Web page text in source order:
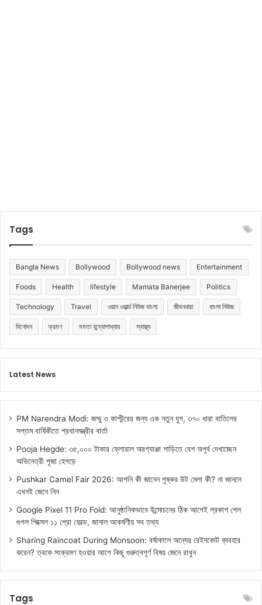
Tags
Bangla News Bollywood Bollywood news Entertainment
Foods Health lifestyle Mamata Banerjee Politics
Technology Travel ওয়ান ওয়ার্ল্ড নিউজ বাংলা জীবনধারা বাংলা নিউজ
বিনোদন ভ্রমণ মমতা বন্দ্যোপাধ্যায় স্বাস্থ্য
Latest News
PM Narendra Modi: জম্মু ও কাশ্মীরের জন্য এক নতুন যুগ, ৩৭০ ধারা বাতিলের
সপ্তম বার্ষিকীতে প্রধানমন্ত্রীর বার্তা
Pooja Hegde: ৩৫,০০০ টাকার ফ্লোরাল অরগ্যাঞ্জা শাড়িতে বেশ অপূর্ব দেখাচ্ছেন
অভিনেত্রী পূজা হেগড়ে
Pushkar Camel Fair 2026: আপনি কী জানেন পুষ্কর উট মেলা কী? না জানলে
এখনই জেনে নিন
Google Pixel 11 Pro Fold: আনুষ্ঠানিকভাবে উন্মোচনের ঠিক আগেই প্রকাশ পেল
গুগল পিক্সেল ১১ প্রো ফোল্ড, জানাল আকর্ষণীয় সব তথ্য
Sharing Raincoat During Monsoon: বর্ষাকালে অন্যের রেইনকোট ব্যবহার
করেন? ত্বকে সংক্রমণ হওয়ার আগে কিছু গুরুত্বপূর্ণ বিষয় জেনে রাখুন
Tags